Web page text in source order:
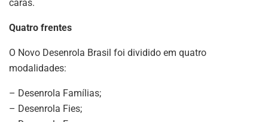
caras.
Quatro frentes
O Novo Desenrola Brasil foi dividido em quatro
modalidades:
– Desenrola Famílias;
– Desenrola Fies;